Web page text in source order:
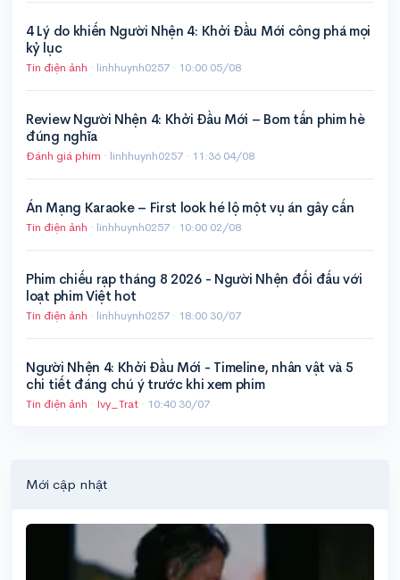
4 Lý do khiến Người Nhện 4: Khởi Đầu Mới công phá mọi
kỷ lục
Tin điện ảnh · linhhuynh0257 · 10:00 05/08
Review Người Nhện 4: Khởi Đầu Mới – Bom tấn phim hè
đúng nghĩa
Đánh giá phim · linhhuynh0257 · 11:36 04/08
Án Mạng Karaoke – First look hé lộ một vụ án gây cấn
Tin điện ảnh · linhhuynh0257 · 10:00 02/08
Phim chiếu rạp tháng 8 2026 - Người Nhện đối đấu với
loạt phim Việt hot
Tin điện ảnh · linhhuynh0257 · 18:00 30/07
Người Nhện 4: Khởi Đầu Mới - Timeline, nhân vật và 5
chi tiết đáng chú ý trước khi xem phim
Tin điện ảnh · Ivy_Trat · 10:40 30/07
Mới cập nhật